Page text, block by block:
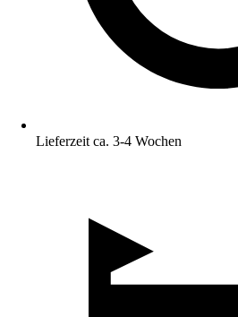
Lieferzeit ca. 3-4 Wochen